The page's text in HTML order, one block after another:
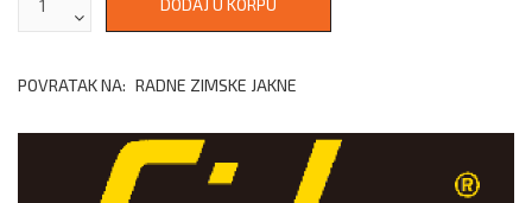
POVRATAK NA: RADNE ZIMSKE JAKNE